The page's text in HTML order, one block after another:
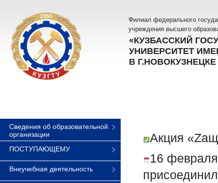
Филиал федерального
учреждения высшего
«КУЗБАССКИЙ
УНИВЕРСИТЕТ
В Г.НОВОКУЗНЕЦКЕ
Сведения об образовательной
организации
ПОСТУПАЮЩЕМУ
Внеучебная деятельность
Акция
16